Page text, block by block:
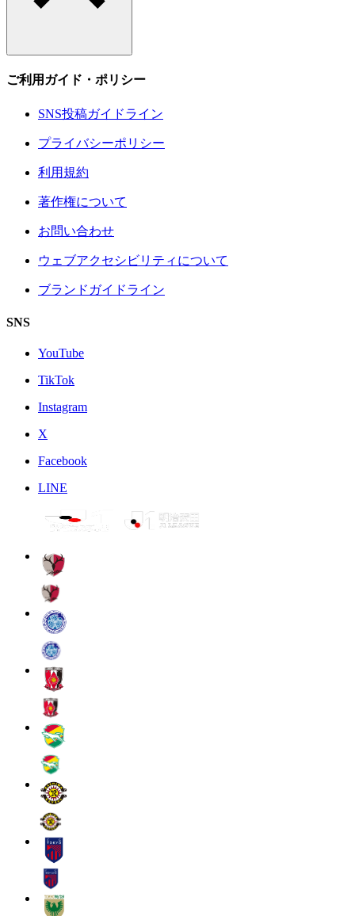
ご利用ガイド・ポリシー
SNS投稿ガイドライン
プライバシーポリシー
利用規約
著作権について
お問い合わせ
ウェブアクセシビリティについて
ブランドガイドライン
SNS
YouTube
TikTok
Instagram
X
Facebook
LINE